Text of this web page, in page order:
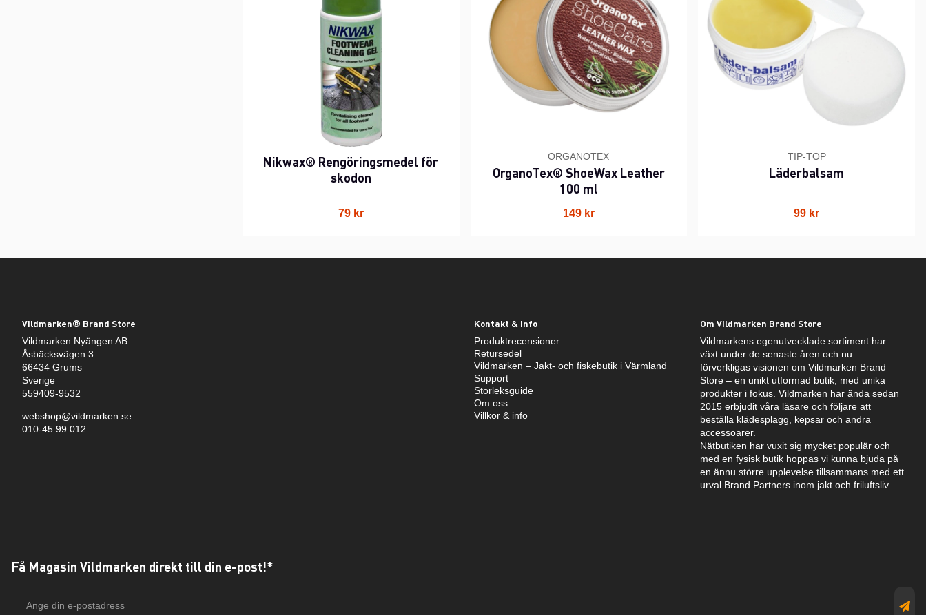
Nikwax® Rengöringsmedel för
skodon
79 kr
ORGANOTEX
OrganoTex® ShoeWax Leather
100 ml
149 kr
TIP-TOP
Läderbalsam
99 kr
Vildmarken® Brand Store
Vildmarken Nyängen AB
Åsbäcksvägen 3
66434 Grums
Sverige
559409-9532
webshop@vildmarken.se
010-45 99 012
Kontakt & info
Produktrecensioner
Retursedel
Vildmarken – Jakt- och fiskebutik i Värmland
Support
Storleksguide
Om oss
Villkor & info
Om Vildmarken Brand Store
Vildmarkens egenutvecklade sortiment har
växt under de senaste åren och nu
förverkligas visionen om Vildmarken Brand
Store – en unikt utformad butik, med unika
produkter i fokus. Vildmarken har ända sedan
2015 erbjudit våra läsare och följare att
beställa klädesplagg, kepsar och andra
accessoarer.
Nätbutiken har vuxit sig mycket populär och
med en fysisk butik hoppas vi kunna bjuda på
en ännu större upplevelse tillsammans med ett
urval Brand Partners inom jakt och friluftsliv.
Få Magasin Vildmarken direkt till din e-post!*
postadress